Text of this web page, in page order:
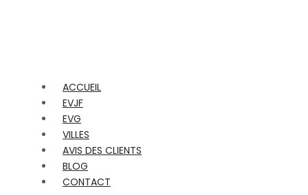
ACCUEIL
EVJF
EVG
VILLES
AVIS DES CLIENTS
BLOG
CONTACT